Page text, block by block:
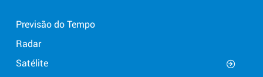
Previsão do Tempo
Radar
Satélite